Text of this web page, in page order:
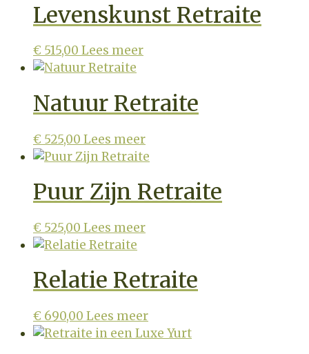
Levenskunst Retraite
€ 515,00 Lees meer
Natuur Retraite
€ 525,00 Lees meer
Puur Zijn Retraite
€ 525,00 Lees meer
Relatie Retraite
€ 690,00 Lees meer